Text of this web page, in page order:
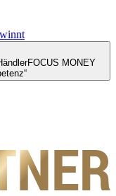
FOCUS MONEY